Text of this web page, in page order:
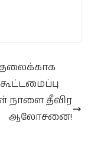
நாளை தீவிர
ஆலோசனை!